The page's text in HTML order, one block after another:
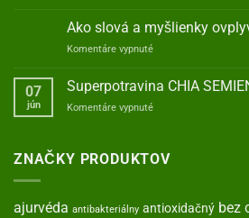
menom
enzýmy
Ako slová a myšlienky
Komentáre vypnuténa
slová
a
myšlienky
07
jún
Superpotravina CHIA
Komentáre vypnuténa
SEMIENKA
ZNAČKY PRODUKTOV
ajurvéda antibakteriálny antioxidačný bez